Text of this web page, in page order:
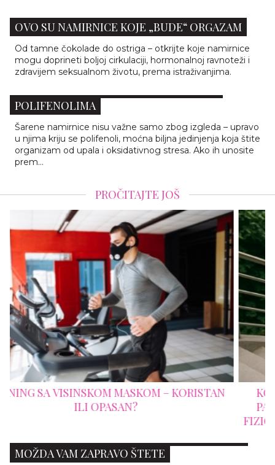
OVO SU NAMIRNICE KOJE „BUDE“ ORGAZAM
Od tamne čokolade do ostriga – otkrijte koje namirnice
mogu doprineti boljoj cirkulaciji, hormonalnoj ravnoteži i
zdravijem seksualnom životu, prema istraživanjima.
POLIFENOLIMA
Šarene namirnice nisu važne samo zbog izgleda – upravo
u njima kriju se polifenoli, moćna biljna jedinjenja koja štite
organizam od upala i oksidativnog stresa. Ako ih unosite
prem...
PROČITAJTE JOŠ
KOLIKO SPRATOVA MOŽEŠ DA PREĐEŠ BEZ
PAUZE? OVAJ TEST OTKRIVA SVE O TVOJOJ
FIZIČKOJ FORMI (I O TOME KOLIKO SI
MOŽDA VAM ZAPRAVO ŠTETE